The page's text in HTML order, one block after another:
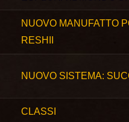
NUOVO MANUFATTO
RESHII
NUOVO SISTEMA:
CLASSI